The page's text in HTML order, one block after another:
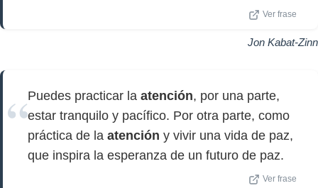
Ver frase
Jon Kabat-Zinn
Puedes practicar la atención, por una parte,
estar tranquilo y pacífico. Por otra parte, como
práctica de la atención y vivir una vida de paz,
que inspira la esperanza de un futuro de paz.
Ver frase